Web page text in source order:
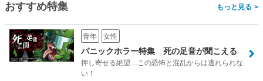
おすすめ特集 >
青年 女性
パニックホラー特集 死の足音が聞こえる
押し寄せる絶望…この恐怖と混乱からは逃れられな
い！